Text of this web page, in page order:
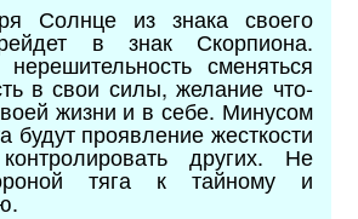
Солнце из знака своего
в знак Скорпиона.
нерешительность сменяться
в свои силы, желание что-
жизни и в себе. Минусом
будут проявление жесткости
других. Не
тяга к тайному и